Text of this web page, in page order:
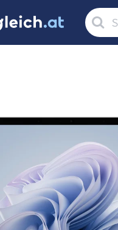
Artikel
suchen: